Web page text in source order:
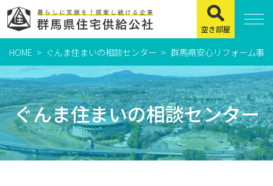
住まいをお探しの方
県営住宅
公社賃貸住宅
市営・町営住宅
空き部屋
HOME ぐんま住まいの相談センター 群馬県安心リフォーム事
ぐんま住まいの相談センター